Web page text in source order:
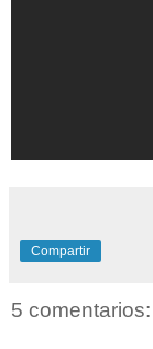
Compartir
5 comentarios: